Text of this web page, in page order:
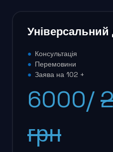
Універсальний
● Консультація
● Перемовини
● Заява на 102 +
6000/
грн